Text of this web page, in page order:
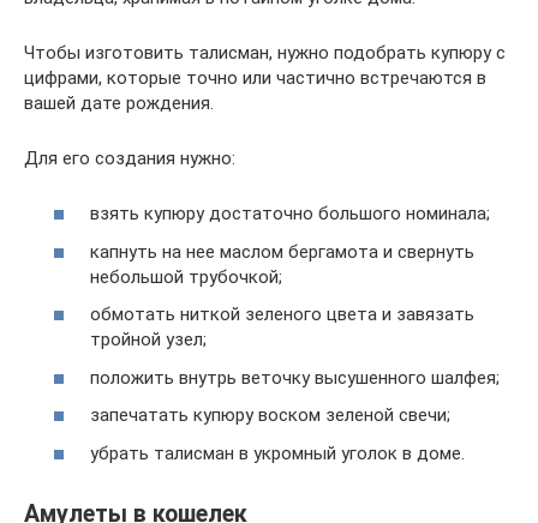
Чтобы изготовить талисман, нужно подобрать купюру с
цифрами, которые точно или частично встречаются в
вашей дате рождения.
Для его создания нужно:
взять купюру достаточно большого номинала;
капнуть на нее маслом бергамота и свернуть
небольшой трубочкой;
обмотать ниткой зеленого цвета и завязать
тройной узел;
положить внутрь веточку высушенного шалфея;
запечатать купюру воском зеленой свечи;
убрать талисман в укромный уголок в доме.
Амулеты в кошелек